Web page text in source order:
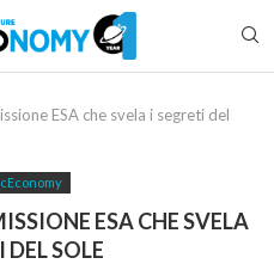
ESA che svela i segreti del
ESA CHE SVELA
DEL SOLE